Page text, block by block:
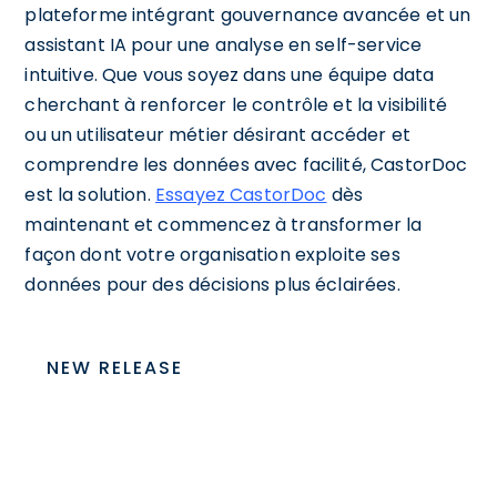
plateforme intégrant gouvernance avancée et un
assistant IA pour une analyse en self-service
intuitive. Que vous soyez dans une équipe data
cherchant à renforcer le contrôle et la visibilité
ou un utilisateur métier désirant accéder et
comprendre les données avec facilité, CastorDoc
est la solution. Essayez CastorDoc dès
maintenant et commencez à transformer la
façon dont votre organisation exploite ses
données pour des décisions plus éclairées.
NEW RELEASE